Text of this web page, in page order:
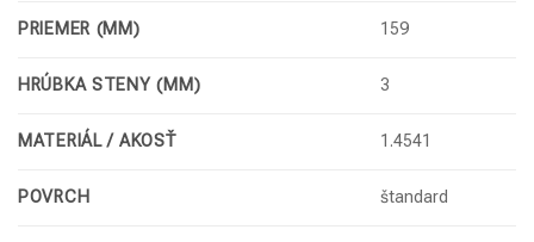
PRIEMER (MM) 159
HRÚBKA STENY (MM) 3
MATERIÁL / AKOSŤ 1.4541
POVRCH štandard